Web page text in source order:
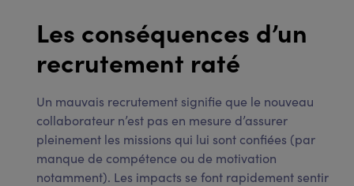
Les conséquences d’un
recrutement raté
Un mauvais recrutement signifie que le nouveau
collaborateur n’est pas en mesure d’assurer
pleinement les missions qui lui sont confiées (par
manque de compétence ou de motivation
notamment). Les impacts se font rapidement sentir